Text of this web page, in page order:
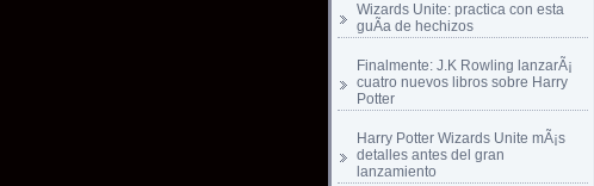
Wizards Unite: practica con esta
guÃ­a de hechizos
Finalmente: J.K Rowling lanzarÃ¡
cuatro nuevos libros sobre Harry
Potter
Harry Potter Wizards Unite mÃ¡s
detalles antes del gran
lanzamiento